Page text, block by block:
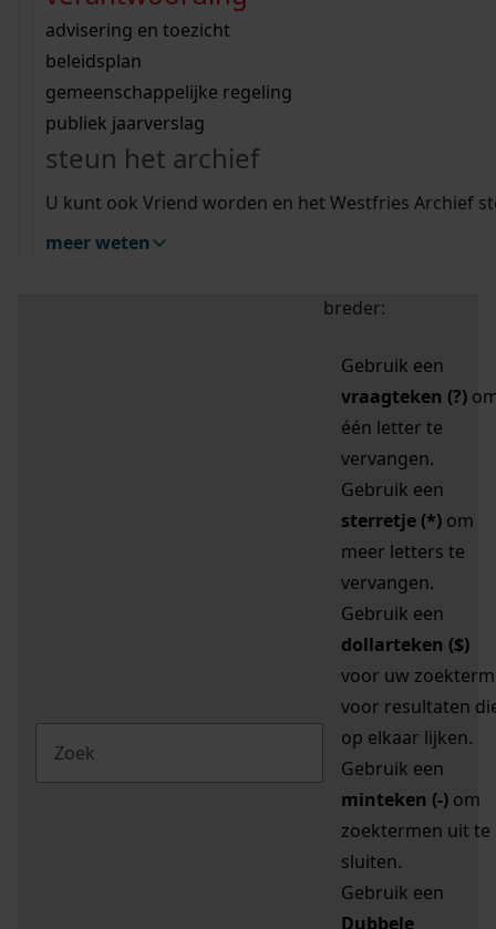
bouwvergunningen
omgevingsvergunningen
vergunningen
beeld en geluid
uitleg nodig?
Wij helpen u op weg met een aantal zoektips.
bekijk alle zoektips
Wij helpen u op weg met een aantal zoektips.
bekijk alle zoektips
bekijk ons geschiedenislokaal
advisering en toezicht
beleidsplan
gemeenschappelijke regeling
publiek jaarverslag
steun het archief
U kunt ook Vriend worden en het Westfries Archief
meer weten
zoektips
Mijn Studiezaal (inloggen)
uw zoekopdracht te
breder:
Gebruik een
vraagteken (?)
één letter te
vervangen.
Gebruik een
sterretje (*) om
meer letters te
vervangen.
Gebruik een
dollarteken ($)
voor uw zoekterm
voor resultaten
op elkaar lijken.
Gebruik een
minteken (-) om
zoektermen uit te
sluiten.
Gebruik een
Dubbele